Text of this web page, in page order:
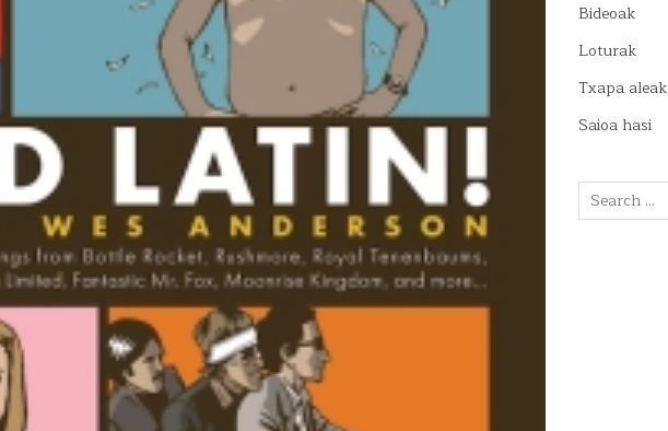
Bideoak
Loturak
Txapa aleak
Saioa hasi
Search
for: